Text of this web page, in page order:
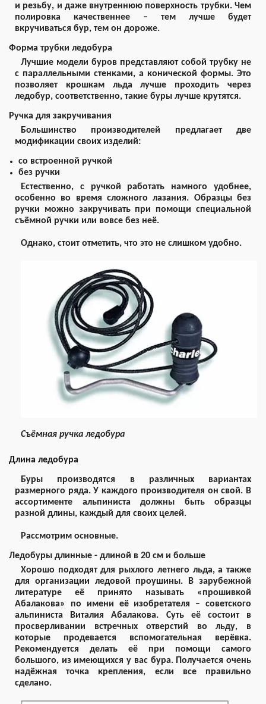
и резьбу, и даже внутреннюю поверхность трубки. Чем
полировка качественнее – тем лучше будет
вкручиваться бур, тем он дороже.
Форма трубки ледобура
Лучшие модели буров представляют собой трубку не
с параллельными стенками, а конической формы. Это
позволяет крошкам льда лучше проходить через
ледобур, соответственно, такие буры лучше крутятся.
Ручка для закручивания
Большинство производителей предлагает две
модификации своих изделий:
со встроенной ручкой
без ручки
Естественно, с ручкой работать намного удобнее,
особенно во время сложного лазания. Образцы без
ручки можно закручивать при помощи специальной
съёмной ручки или вовсе без неё.
Однако, стоит отметить, что это не слишком удобно.
Съёмная ручка ледобура
Длина ледобура
Буры производятся в различных вариантах
размерного ряда. У каждого производителя он свой. В
ассортименте альпиниста должны быть образцы
разной длины, каждый для своих целей.
Рассмотрим основные.
Ледобуры длинные - длиной в 20 см и больше
Хорошо подходят для рыхлого летнего льда, а также
для организации ледовой проушины. В зарубежной
литературе её принято называть «прошивкой
Абалакова» по имени её изобретателя – советского
альпиниста Виталия Абалакова. Суть её состоит в
просверливании встречных отверстий во льду, в
которые продевается вспомогательная верёвка.
Рекомендуется делать её при помощи самого
большого, из имеющихся у вас бура. Получается очень
надёжная точка крепления, если все правильно
сделано.